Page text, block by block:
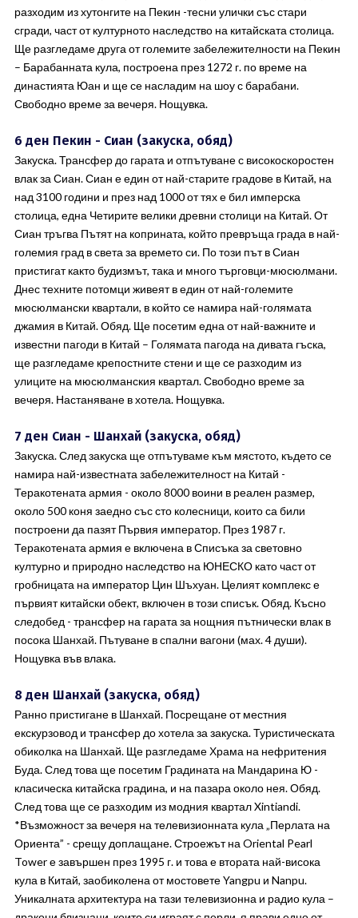
разходим из хутонгите на Пекин -тесни улички със стари
сгради, част от културното наследство на китайската столица.
Ще разгледаме друга от големите забележителности на Пекин
– Барабанната кула, построена през 1272 г. по време на
династията Юан и ще се насладим на шоу с барабани.
Свободно време за вечеря. Нощувка.
6 ден Пекин - Сиан (закуска, обяд)
Закуска. Трансфер до гарата и отпътуване с високоскоростен
влак за Сиан. Сиан е един от най-старите градове в Китай, на
над 3100 години и през над 1000 от тях е бил имперска
столица, една Четирите велики древни столици на Китай. От
Сиан тръгва Пътят на коприната, който превръща града в най-
големия град в света за времето си. По този път в Сиан
пристигат както будизмът, така и много търговци-мюсюлмани.
Днес техните потомци живеят в един от най-големите
мюсюлмански квартали, в който се намира най-голямата
джамия в Китай. Обяд. Ще посетим една от най-важните и
известни пагоди в Китай – Голямата пагода на дивата гъска,
ще разгледаме крепостните стени и ще се разходим из
улиците на мюсюлманския квартал. Свободно време за
вечеря. Настаняване в хотела. Нощувка.
7 ден Сиан - Шанхай (закуска, обяд)
Закуска. След закуска ще отпътуваме към мястото, където се
намира най-известната забележителност на Китай -
Теракотената армия - около 8000 воини в реален размер,
около 500 коня заедно със сто колесници, които са били
построени да пазят Първия император. През 1987 г.
Теракотената армия е включена в Списъка за световно
културно и природно наследство на ЮНЕСКО като част от
гробницата на император Цин Шъхуан. Целият комплекс е
първият китайски обект, включен в този списък. Обяд. Късно
следобед - трансфер на гарата за нощния пътнически влак в
посока Шанхай. Пътуване в спални вагони (мах. 4 души).
Нощувка във влака.
8 ден Шанхай (закуска, обяд)
Ранно пристигане в Шанхай. Посрещане от местния
екскурзовод и трансфер до хотела за закуска. Туристическата
обиколка на Шанхай. Ще разгледаме Храма на нефритения
Буда. След това ще посетим Градината на Мандарина Ю -
класическа китайска градина, и на пазара около нея. Обяд.
След това ще се разходим из модния квартал Xintiandi.
*Възможност за вечеря на телевизионната кула „Перлата на
Ориента” - срещу доплащане. Строежът на Oriental Pearl
Tower е завършен през 1995 г. и това е втората най-висока
кула в Китай, заобиколена от мостовете Yangpu и Nanpu.
Уникалната архитектура на тази телевизионна и радио кула –